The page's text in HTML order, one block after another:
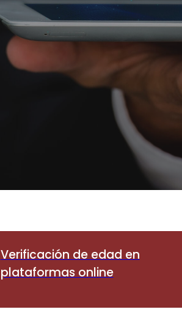
Verificación de edad en
plataformas online